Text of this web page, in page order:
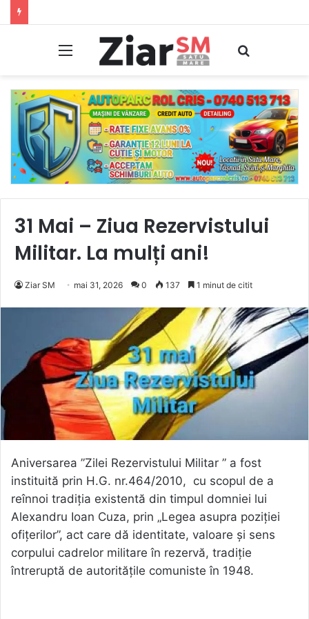
Meniu
31 Mai – Ziua Rezervistului
Militar. La mulți ani!
Ziar SM mai 31, 2026 0 137 1 minut de citit
Aniversarea ”Zilei Rezervistului Militar ” a fost
instituită prin H.G. nr.464/2010, cu scopul de a
reînnoi tradiția existentă din timpul domniei lui
Alexandru Ioan Cuza, prin „Legea asupra poziţiei
ofiţerilor”, act care dă identitate, valoare şi sens
corpului cadrelor militare în rezervă, tradiție
întreruptă de autoritățile comuniste în 1948.